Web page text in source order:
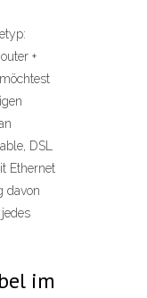
+
DSL
Ethernet
davon
im